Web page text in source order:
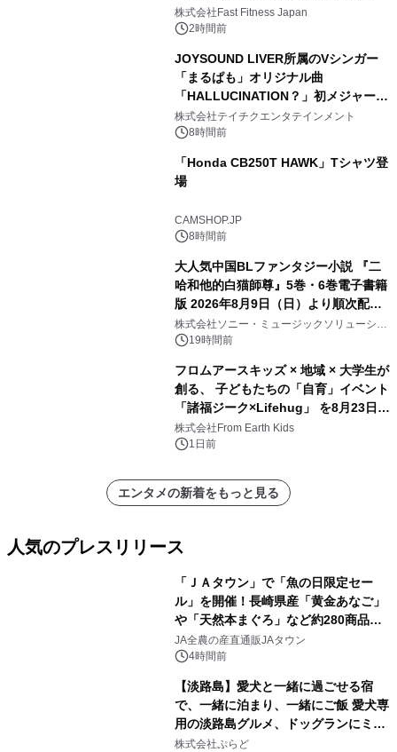
株式会社Fast Fitness Japan
2時間前
JOYSOUND LIVER所属のVシンガー
「まるぱも」オリジナル曲
「HALLUCINATION？」初メジャー配
信リリース決定！
株式会社テイチクエンタテインメント
8時間前
「Honda CB250T HAWK」Tシャツ登
場
CAMSHOP.JP
8時間前
大人気中国BLファンタジー小説 『二
哈和他的白猫師尊』5巻・6巻電子書籍
版 2026年8月9日（日）より順次配信
開始
株式会社ソニー・ミュージックソリューショ
ンズ19時間前
フロムアースキッズ × 地域 × 大学生が
創る、 子どもたちの「自育」イベント
「諸福ジーク×Lifehug」 を8月23日
(日)開催
株式会社From Earth Kids
1日前
エンタメの新着をもっと見る
人気のプレスリリース
「ＪＡタウン」で「魚の日限定セー
ル」を開催！長崎県産「黄金あなご」
や「天然本まぐろ」など約280商品を
販売！～毎月１０日の定例企画～
JA全農の産直通販JAタウン
4時間前
【淡路島】愛犬と一緒に過ごせる宿
で、一緒に泊まり、一緒にご飯 愛犬専
用の淡路島グルメ、ドッグランにミニ
プール グランピングとトレーラーハウ
株式会社ぷらど